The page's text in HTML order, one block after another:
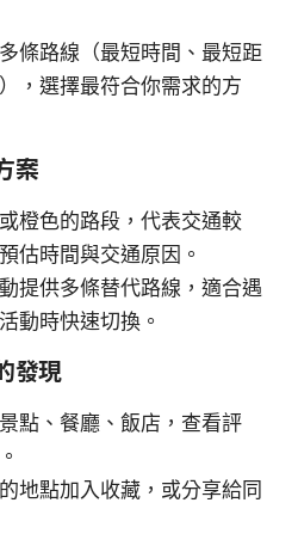
條路線（最短時間、最短距
，選擇最符合你需求的方
案
橙色的路段，代表交通較
估時間與交通原因。
提供多條替代路線，適合遇
動時快速切換。
發現
點、餐廳、飯店，查看評
地點加入收藏，或分享給同